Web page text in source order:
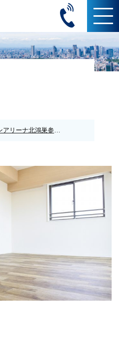
ファインアリーナ北鴻巣参番館